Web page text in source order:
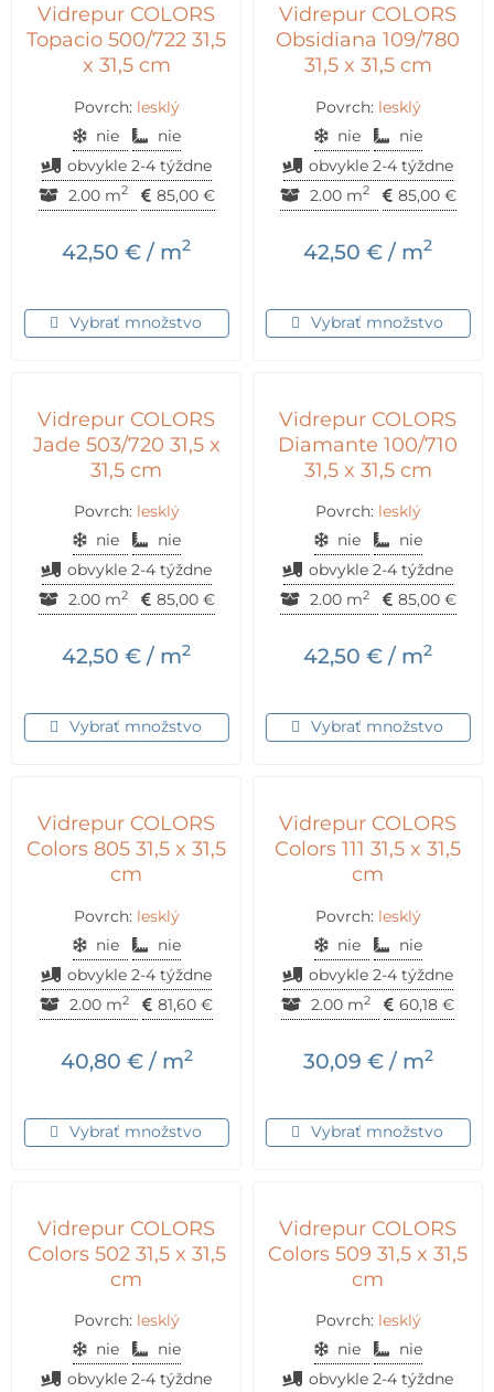
Vidrepur COLORS
Topacio 500/722 31,5
x 31,5 cm
Povrch: lesklý
nie
nie
obvykle 2-4 týždne
2.00 m2 85,00 €
42,50 € / m2
Vybrať množstvo
Vidrepur COLORS
Obsidiana 109/780
31,5 x 31,5 cm
Povrch: lesklý
nie
nie
obvykle 2-4 týždne
2.00 m2 85,00 €
42,50 € / m2
Vybrať množstvo
Vidrepur COLORS
Jade 503/720 31,5 x
31,5 cm
Povrch: lesklý
nie
nie
obvykle 2-4 týždne
2.00 m2 85,00 €
42,50 € / m2
Vybrať množstvo
Vidrepur COLORS
Diamante 100/710
31,5 x 31,5 cm
Povrch: lesklý
nie
nie
obvykle 2-4 týždne
2.00 m2 85,00 €
42,50 € / m2
Vybrať množstvo
Vidrepur COLORS
Colors 805 31,5 x 31,5
cm
Povrch: lesklý
nie
nie
obvykle 2-4 týždne
2.00 m2 81,60 €
40,80 €/ m2
Vybrať množstvo
Vidrepur COLORS
Colors 111 31,5 x 31,5
cm
Povrch: lesklý
nie
nie
obvykle 2-4 týždne
2.00 m2 60,18 €
30,09 €/ m2
Vybrať množstvo
Vidrepur COLORS
Colors 502 31,5 x 31,5
cm
Povrch: lesklý
nie
nie
obvykle 2-4 týždne
Vidrepur COLORS
Colors 509 31,5 x 31,5
cm
Povrch: lesklý
nie
nie
obvykle 2-4 týždne